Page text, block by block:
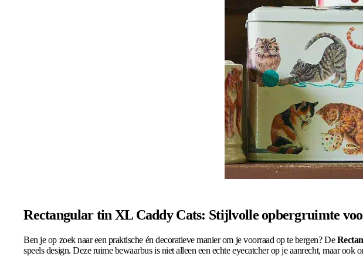
Rectangular tin XL Caddy Cats: Stijlvolle opbergruimte
Ben je op zoek naar een praktische én decoratieve manier om je voorraad op te bergen? De
speels design. Deze ruime bewaarbus is niet alleen een echte eyecatcher op je aanrecht, maar ook